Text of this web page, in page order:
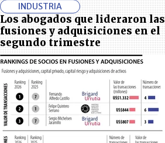
INDUSTRIA
Los abogados que lideraron las
fusiones y adquisiciones en el
segundo trimestre